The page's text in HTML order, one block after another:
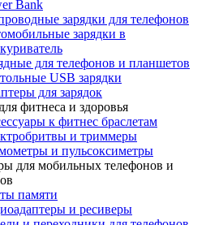
Bank
зарядки для телефонов
зарядки в
для телефонов и планшетов
USB зарядки
для зарядок
фитнеса и здоровья
к фитнес браслетам
и триммеры
и пульсоксиметры
для мобильных телефонов и
памяти
и ресиверы